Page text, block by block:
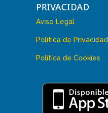
PRIVACIDAD
Aviso Legal
Política de Privacidad
Política de Cookies